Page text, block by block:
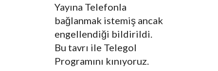
Yayına Telefonla
bağlanmak istemiş ancak
engellendiği bildirildi.
Bu tavrı ile Telegol
Programını kınıyoruz.